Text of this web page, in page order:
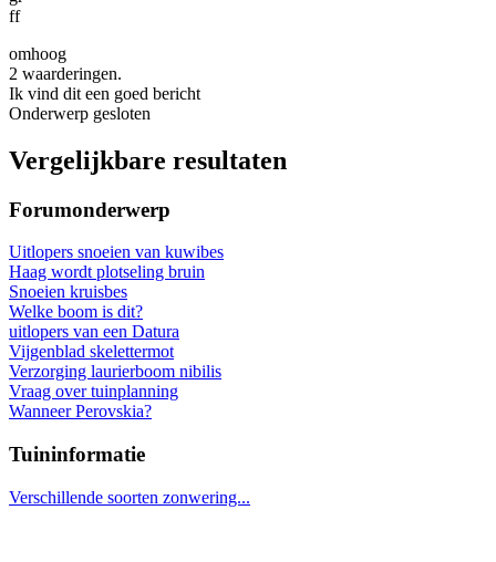
ff
omhoog
2 waarderingen.
Ik vind dit een goed bericht
Onderwerp gesloten
Vergelijkbare resultaten
Forumonderwerp
Uitlopers snoeien van kuwibes
Haag wordt plotseling bruin
Snoeien kruisbes
Welke boom is dit?
uitlopers van een Datura
Vijgenblad skelettermot
Verzorging laurierboom nibilis
Vraag over tuinplanning
Wanneer Perovskia?
Tuininformatie
Verschillende soorten zonwering...